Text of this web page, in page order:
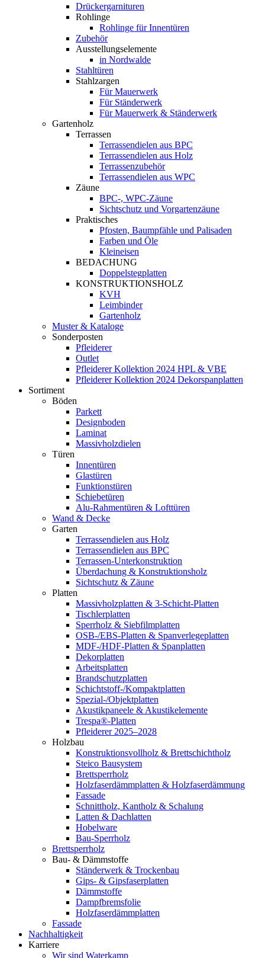
Drückergarnituren
Rohlinge
Rohlinge für Innentüren
Zubehör
Ausstellungselemente
in Nordwalde
Stahltüren
Stahlzargen
Für Mauerwerk
Für Ständerwerk
Für Mauerwerk & Ständerwerk
Gartenholz
Terrassen
Terrassendielen aus BPC
Terrassendielen aus Holz
Terrassenzubehör
Terrassendielen aus WPC
Zäune
BPC-, WPC-Zäune
Sichtschutz und Vorgartenzäune
Praktisches
Pfosten, Baumpfähle und Palisaden
Farben und Öle
Kleineisen
BEDACHUNG
Doppelstegplatten
KONSTRUKTIONSHOLZ
KVH
Leimbinder
Gartenholz
Muster & Kataloge
Sonderposten
Pfleiderer
Outlet
Pfleiderer Kollektion 2024 HPL & VBE
Pfleiderer Kollektion 2024 Dekorspanplatten
Sortiment
Böden
Parkett
Designboden
Laminat
Massivholzdielen
Türen
Innentüren
Glastüren
Funktionstüren
Schiebetüren
Alu-Rahmentüren & Lofttüren
Wand & Decke
Garten
Terrassendielen aus Holz
Terrassendielen aus BPC
Terrassen-Unterkonstruktion
Überdachung & Konstruktionsholz
Sichtschutz & Zäune
Platten
Massivholzplatten & 3-Schicht-Platten
Tischlerplatten
Sperrholz & Siebfilmplatten
OSB-/EBS-Platten & Spanverlegeplatten
MDF-/HDF-Platten & Spanplatten
Dekorplatten
Arbeitsplatten
Brandschutzplatten
Schichtstoff-/Kompaktplatten
Spezial-/Objektplatten
Akustikpaneele & Akustikelemente
Trespa®-Platten
Pfleiderer 2025–2028
Holzbau
Konstruktionsvollholz & Brettschichtholz
Steico Bausystem
Brettsperrholz
Holzfaserdämmplatten & Holzfaserdämmung
Fassade
Schnittholz, Kantholz & Schalung
Latten & Dachlatten
Hobelware
Bau-Sperrholz
Brettsperrholz
Bau- & Dämmstoffe
Ständerwerk & Trockenbau
Gips- & Gipsfaserplatten
Dämmstoffe
Dampfbremsfolie
Holzfaserdämmplatten
Fassade
Nachhaltigkeit
Karriere
Wir sind Waterkamp